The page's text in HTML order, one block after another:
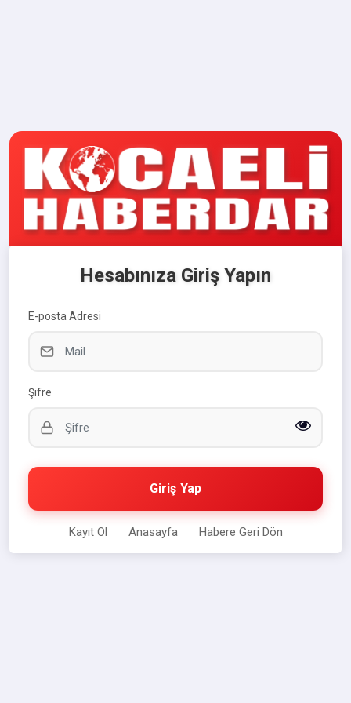
Hesabınıza Giriş Yapın
E-posta Adresi
Şifre
Giriş Yap
Kayıt Ol Anasayfa Habere Geri Dön